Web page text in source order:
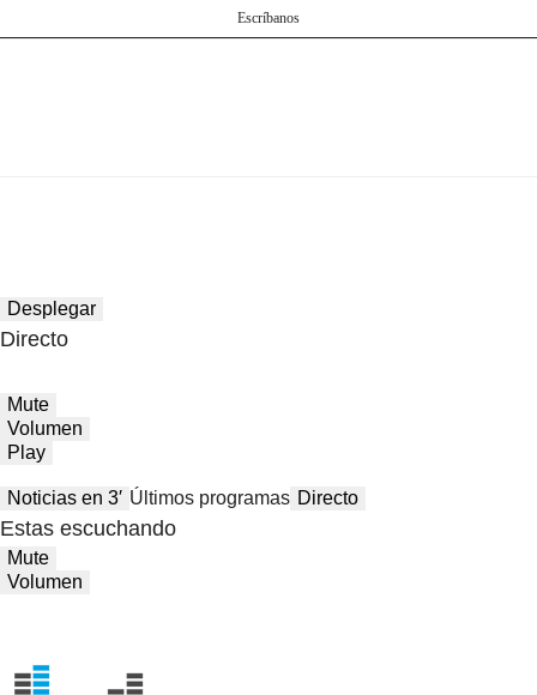
Escríbanos
Desplegar
Directo
Mute
Volumen
Play
Noticias en 3′ Últimos programas Directo
Estas escuchando
Mute
Volumen